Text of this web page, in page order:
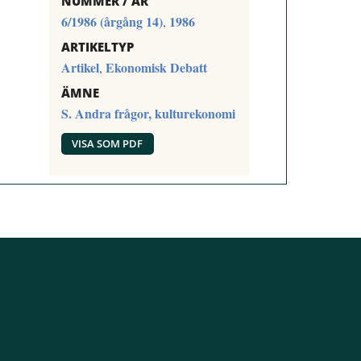
6/1986 (årgång 14), 1986
ARTIKELTYP
Artikel, Ekonomisk Debatt
ÄMNE
S. Andra frågor, kulturekonomi
VISA SOM PDF